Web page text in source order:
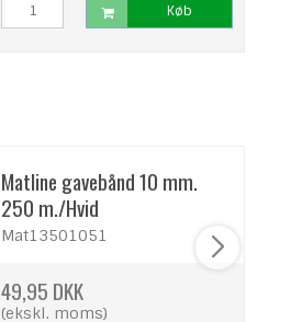
Køb
Matline gavebånd 10 mm.
250 m./Hvid
Mat13501051
49,95 DKK
(ekskl. moms)